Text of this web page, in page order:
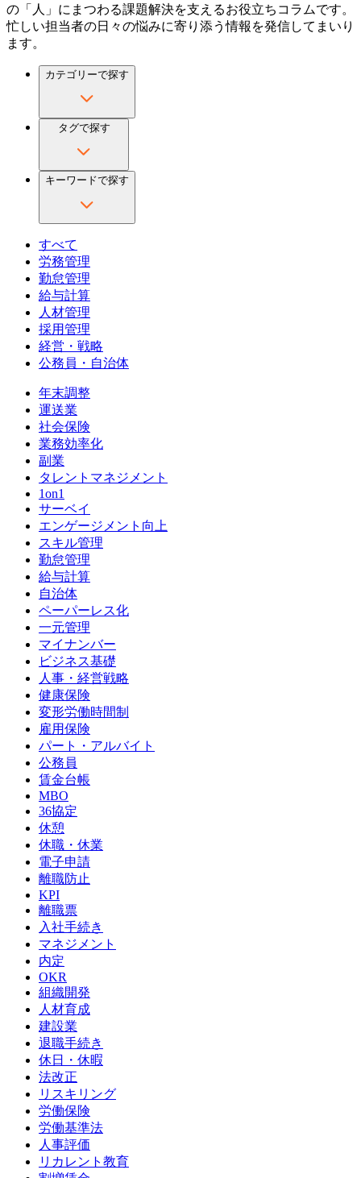
の「人」にまつわる課題解決を支えるお役立ちコラムです。
忙しい担当者の日々の悩みに寄り添う情報を発信してまいり
ます。
カテゴリーで探す
タグで探す
キーワードで探す
すべて
労務管理
勤怠管理
給与計算
人材管理
採用管理
経営・戦略
公務員・自治体
年末調整
運送業
社会保険
業務効率化
副業
タレントマネジメント
1on1
サーベイ
エンゲージメント向上
スキル管理
勤怠管理
給与計算
自治体
ペーパーレス化
一元管理
マイナンバー
ビジネス基礎
人事・経営戦略
健康保険
変形労働時間制
雇用保険
パート・アルバイト
公務員
賃金台帳
MBO
36協定
休憩
休職・休業
電子申請
離職防止
KPI
離職票
入社手続き
マネジメント
内定
OKR
組織開発
人材育成
建設業
退職手続き
休日・休暇
法改正
リスキリング
労働保険
労働基準法
人事評価
リカレント教育